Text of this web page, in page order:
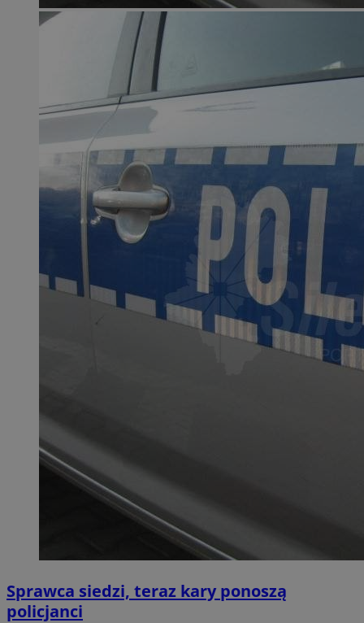
Sprawca siedzi, teraz kary ponoszą
policjanci